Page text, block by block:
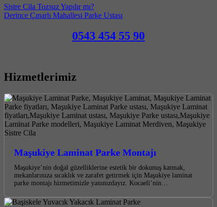
Sistre Cila Tozsuz Yapılır mı?
Derince Çınarlı Mahallesi Parke Ustası
0543 454 55 90
Hizmetlerimiz
Maşukiye Laminat Parke Montajı
Maşukiye’nin doğal güzelliklerine estetik bir dokunuş katmak,
mekanlarınıza sıcaklık ve zarafet getirmek için Maşukiye laminat
parke montajı hizmetimizle yanınızdayız. Kocaeli’nin…